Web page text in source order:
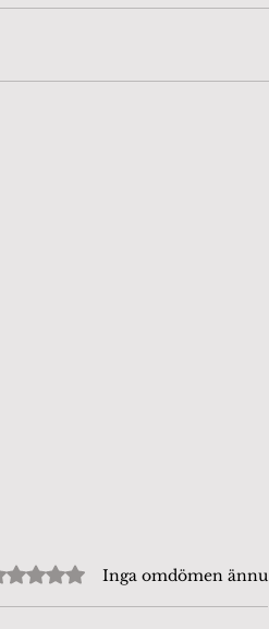
till 0 av 5 stjärnor.
Inga omdömen ännu